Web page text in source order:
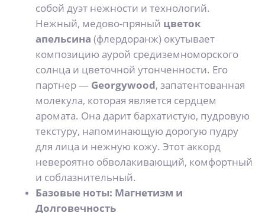
собой дуэт нежности и технологий.
Нежный, медово-пряный цветок
апельсина (флердоранж) окутывает
композицию аурой средиземноморского
солнца и цветочной утонченности. Его
партнер — Georgywood, запатентованная
молекула, которая является сердцем
аромата. Она дарит бархатистую, пудровую
текстуру, напоминающую дорогую пудру
для лица и нежную кожу. Этот аккорд
невероятно обволакивающий, комфортный
и соблазнительный.
Базовые ноты: Магнетизм и
Долговечность